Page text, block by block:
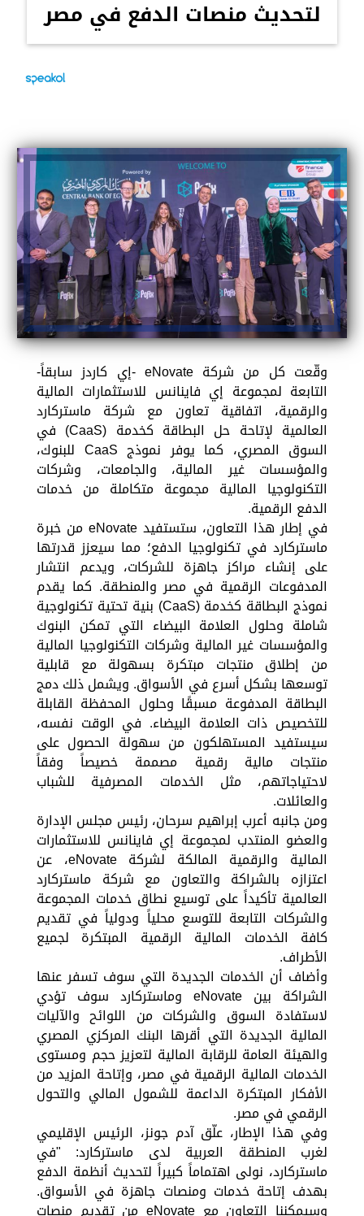
لتحديث منصات الدفع في مصر
وقّعت كل من شركة eNovate -إي كاردز سابقاً-
التابعة لمجموعة إي فاينانس للاستثمارات المالية
والرقمية، اتفاقية تعاون مع شركة ماستركارد
العالمية لإتاحة حل البطاقة كخدمة (CaaS) في
السوق المصري، كما يوفر نموذج CaaS للبنوك،
والمؤسسات غير المالية، والجامعات، وشركات
التكنولوجيا المالية مجموعة متكاملة من خدمات
الدفع الرقمية.
في إطار هذا التعاون، ستستفيد eNovate من خبرة
ماستركارد في تكنولوجيا الدفع؛ مما سيعزز قدرتها
على إنشاء مراكز جاهزة للشركات، ويدعم انتشار
المدفوعات الرقمية في مصر والمنطقة. كما يقدم
نموذج البطاقة كخدمة (CaaS) بنية تحتية تكنولوجية
شاملة وحلول العلامة البيضاء التي تمكن البنوك
والمؤسسات غير المالية وشركات التكنولوجيا المالية
من إطلاق منتجات مبتكرة بسهولة مع قابلية
توسعها بشكل أسرع في الأسواق. ويشمل ذلك دمج
البطاقة المدفوعة مسبقًا وحلول المحفظة القابلة
للتخصيص ذات العلامة البيضاء. في الوقت نفسه،
سيستفيد المستهلكون من سهولة الحصول على
منتجات مالية رقمية مصممة خصيصاً وفقاً
لاحتياجاتهم، مثل الخدمات المصرفية للشباب
والعائلات.
ومن جانبه أعرب إبراهيم سرحان، رئيس مجلس الإدارة
والعضو المنتدب لمجموعة إي فاينانس للاستثمارات
المالية والرقمية المالكة لشركة eNovate، عن
اعتزازه بالشراكة والتعاون مع شركة ماستركارد
العالمية تأكيداً على توسيع نطاق خدمات المجموعة
والشركات التابعة للتوسع محلياً ودولياً في تقديم
كافة الخدمات المالية الرقمية المبتكرة لجميع
الأطراف.
وأضاف أن الخدمات الجديدة التي سوف تسفر عنها
الشراكة بين eNovate وماستركارد سوف تؤدي
لاستفادة السوق والشركات من اللوائح والآليات
المالية الجديدة التي أقرها البنك المركزي المصري
والهيئة العامة للرقابة المالية لتعزيز حجم ومستوى
الخدمات المالية الرقمية في مصر، وإتاحة المزيد من
الأفكار المبتكرة الداعمة للشمول المالي والتحول
الرقمي في مصر.
وفي هذا الإطار، علّق آدم جونز، الرئيس الإقليمي
لغرب المنطقة العربية لدى ماستركارد: "في
ماستركارد، نولى اهتماماً كبيراً لتحديث أنظمة الدفع
بهدف إتاحة خدمات ومنصات جاهزة في الأسواق.